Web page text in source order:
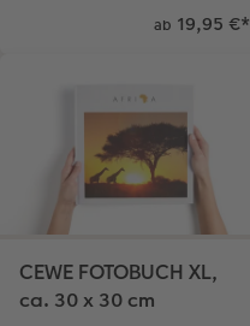
ab 19,95 €*
CEWE FOTOBUCH XL,
ca. 30 x 30 cm